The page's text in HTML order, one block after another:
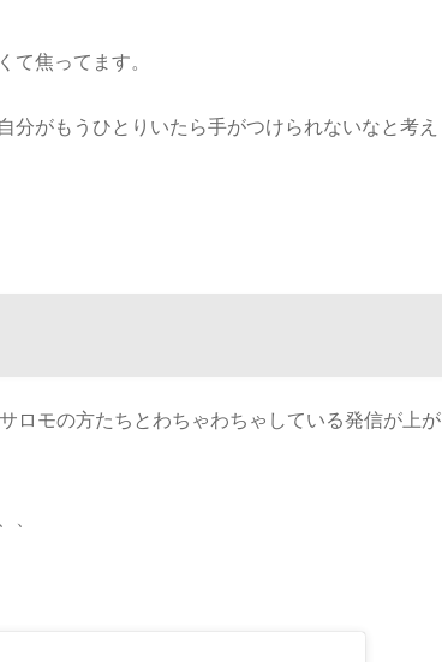
て焦ってます。
分がもうひとりいたら手がつけられないなと考え
ロモの方たちとわちゃわちゃしている発信が上が
、